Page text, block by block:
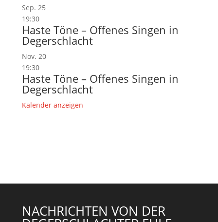
Sep. 25
19:30
Haste Töne – Offenes Singen in
Degerschlacht
Nov. 20
19:30
Haste Töne – Offenes Singen in
Degerschlacht
Kalender anzeigen
NACHRICHTEN VON DER